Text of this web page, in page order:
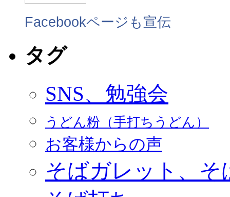
Facebookページも宣伝
タグ
SNS、勉強会
うどん粉（手打ちうどん）
お客様からの声
そばガレット、そ